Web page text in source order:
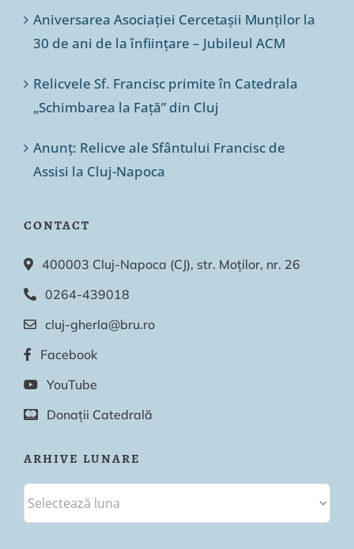
Aniversarea Asociației Cercetașii Munților la
30 de ani de la înființare – Jubileul ACM
Relicvele Sf. Francisc primite în Catedrala
„Schimbarea la Față” din Cluj
Anunț: Relicve ale Sfântului Francisc de
Assisi la Cluj-Napoca
CONTACT
400003 Cluj-Napoca (CJ), str. Moților, nr. 26
0264-439018
cluj-gherla@bru.ro
Facebook
YouTube
Donații Catedrală
ARHIVE LUNARE